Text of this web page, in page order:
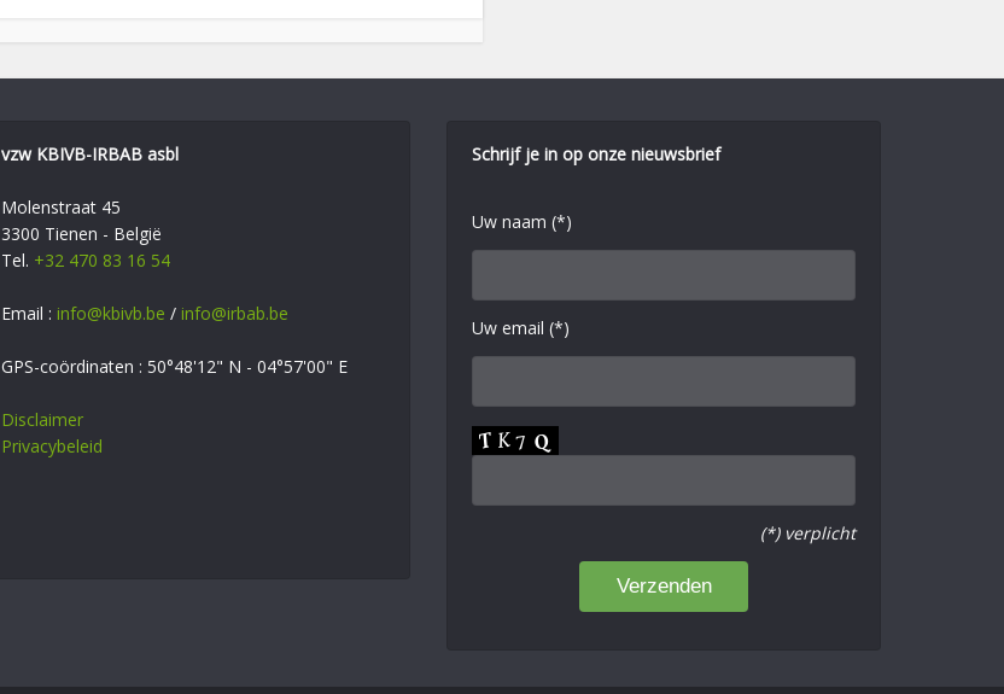
vzw KBIVB-IRBAB asbl
Molenstraat 45
3300 Tienen - België
Tel. +32 470 83 16 54
Email : info@kbivb.be / info@irbab.be
GPS-coördinaten : 50°48'12" N - 04°57'00" E
Disclaimer
Privacybeleid
Schrijf je in op onze nieuwsbrief
Uw naam (*)
Uw email (*)
(*) verplicht